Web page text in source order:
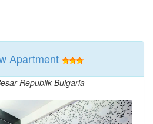
Apartment
Republik Bulgaria